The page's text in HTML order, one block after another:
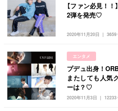
manimani について
カテゴリー一覧
韓国 オルチャン 韓国
2020年11月20日
【ファン必見！
2弾を発売♡
エンタメ
2020年11月3日
プデュ出身！
またしても人気
ーは？♡